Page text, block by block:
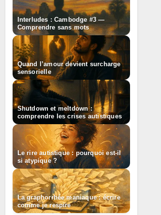
Interludes : Cambodge #3 —
Comprendre sans mots
Quand l’amour devient surcharge
sensorielle
Shutdown et meltdown :
comprendre les crises autistiques
Le rire autistique : pourquoi est-il
si atypique ?
La graphorrhée maniaque : écrire
comme je respire